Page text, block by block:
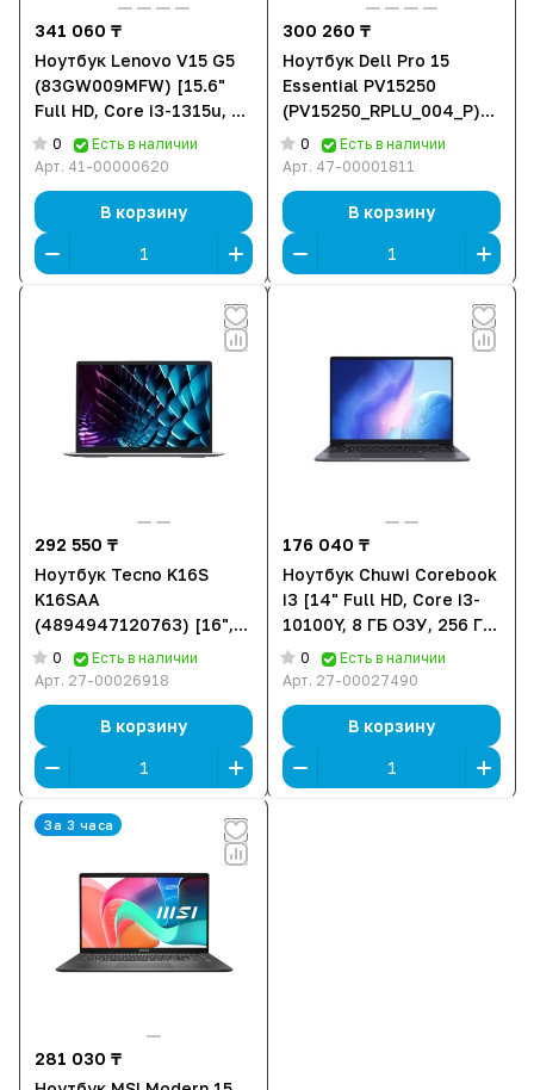
341 060 ₸
Ноутбук Lenovo V15 G5
(83GW009MFW) [15.6"
Full HD, Core i3-1315u, 8
ГБ ОЗУ, 512 ГБ SSD, DOS]
0
Есть в наличии
Арт. 41-00000620
В корзину
300 260 ₸
Ноутбук Dell Pro 15
Essential PV15250
(PV15250_RPLU_004_P)
[15.6" Full HD, Core i3-
100U, 8 ГБ ОЗУ, 512 ГБ
0
Есть в наличии
Арт. 47-00001811
В корзину
292 550 ₸
Ноутбук Tecno K16S
K16SAA
(4894947120763) [16",
Core i3-1315U, 8 ГБ ОЗУ,
512 ГБ SSD, Windows 11
0
Есть в наличии
Арт. 27-00026918
В корзину
176 040 ₸
Ноутбук Chuwi Corebook
i3 [14" Full HD, Core i3-
10100Y, 8 ГБ ОЗУ, 256 ГБ
SSD, Windows 11 Pro]
0
Есть в наличии
Арт. 27-00027490
В корзину
За 3 часа
281 030 ₸